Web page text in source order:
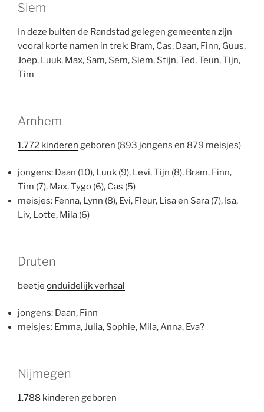
Siem
In deze buiten de Randstad gelegen gemeenten zijn
vooral korte namen in trek: Bram, Cas, Daan, Finn, Guus,
Joep, Luuk, Max, Sam, Sem, Siem, Stijn, Ted, Teun, Tijn,
Tim
Arnhem
1.772 kinderen geboren (893 jongens en 879 meisjes)
jongens: Daan (10), Luuk (9), Levi, Tijn (8), Bram, Finn,
Tim (7), Max, Tygo (6), Cas (5)
meisjes: Fenna, Lynn (8), Evi, Fleur, Lisa en Sara (7), Isa,
Liv, Lotte, Mila (6)
Druten
beetje onduidelijk verhaal
jongens: Daan, Finn
meisjes: Emma, Julia, Sophie, Mila, Anna, Eva?
Nijmegen
1.788 kinderen geboren